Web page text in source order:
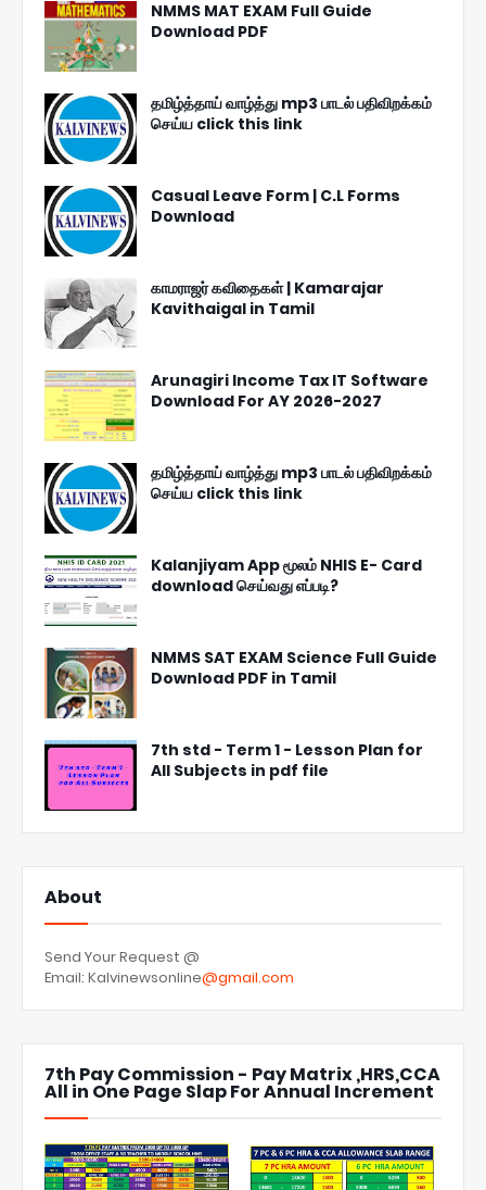
NMMS MAT EXAM Full Guide
Download PDF
தமிழ்த்தாய் வாழ்த்து mp3 பாடல் பதிவிறக்கம்
செய்ய click this link
Casual Leave Form | C.L Forms
Download
காமராஜர் கவிதைகள் | Kamarajar
Kavithaigal in Tamil
Arunagiri Income Tax IT Software
Download For AY 2026-2027
தமிழ்த்தாய் வாழ்த்து mp3 பாடல் பதிவிறக்கம்
செய்ய click this link
Kalanjiyam App மூலம் NHIS E- Card
download செய்வது எப்படி?
NMMS SAT EXAM Science Full Guide
Download PDF in Tamil
7th std - Term 1 - Lesson Plan for
All Subjects in pdf file
About
Send Your Request @
Email: Kalvinewsonline@gmail.com
7th Pay Commission - Pay Matrix ,HRS,CCA
All in One Page Slap For Annual Increment